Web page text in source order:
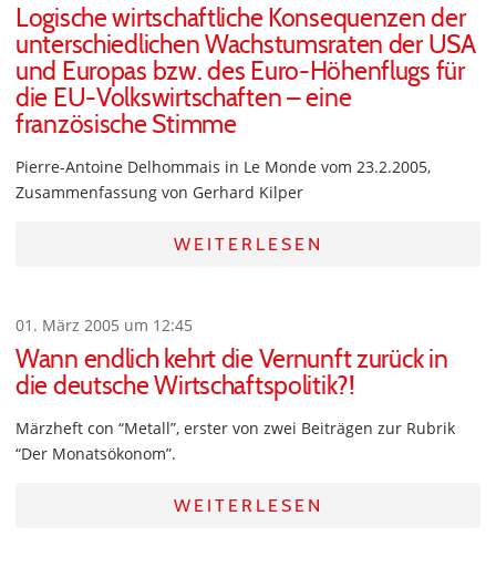
Logische wirtschaftliche Konsequenzen der
unterschiedlichen Wachstumsraten der USA
und Europas bzw. des Euro-Höhenflugs für
die EU-Volkswirtschaften – eine
französische Stimme
Pierre-Antoine Delhommais in Le Monde vom 23.2.2005,
Zusammenfassung von Gerhard Kilper
WEITERLESEN
01. März 2005 um 12:45
Wann endlich kehrt die Vernunft zurück in
die deutsche Wirtschaftspolitik?!
Märzheft con “Metall”, erster von zwei Beiträgen zur Rubrik
“Der Monatsökonom”.
WEITERLESEN